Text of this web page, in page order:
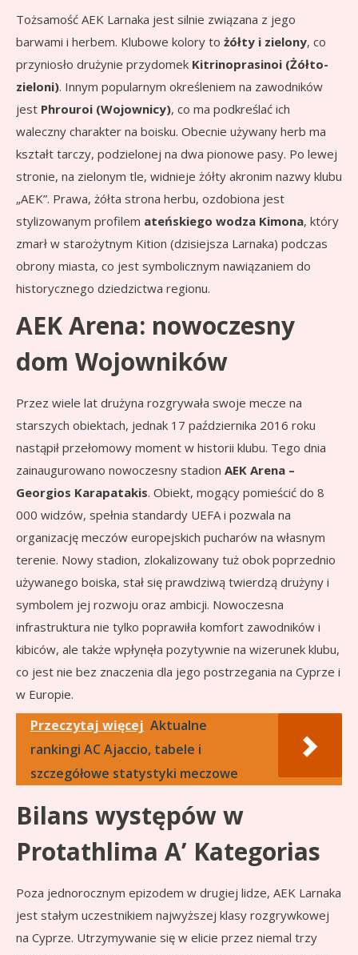
Tożsamość AEK Larnaka jest silnie związana z jego
barwami i herbem. Klubowe kolory to żółty i zielony, co
przyniosło drużynie przydomek Kitrinoprasinoi (Żółto-
zieloni). Innym popularnym określeniem na zawodników
jest Phrouroi (Wojownicy), co ma podkreślać ich
waleczny charakter na boisku. Obecnie używany herb ma
kształt tarczy, podzielonej na dwa pionowe pasy. Po lewej
stronie, na zielonym tle, widnieje żółty akronim nazwy klubu
„AEK”. Prawa, żółta strona herbu, ozdobiona jest
stylizowanym profilem ateńskiego wodza Kimona, który
zmarł w starożytnym Kition (dzisiejsza Larnaka) podczas
obrony miasta, co jest symbolicznym nawiązaniem do
historycznego dziedzictwa regionu.
AEK Arena: nowoczesny
dom Wojowników
Przez wiele lat drużyna rozgrywała swoje mecze na
starszych obiektach, jednak 17 października 2016 roku
nastąpił przełomowy moment w historii klubu. Tego dnia
zainaugurowano nowoczesny stadion AEK Arena –
Georgios Karapatakis. Obiekt, mogący pomieścić do 8
000 widzów, spełnia standardy UEFA i pozwala na
organizację meczów europejskich pucharów na własnym
terenie. Nowy stadion, zlokalizowany tuż obok poprzednio
używanego boiska, stał się prawdziwą twierdzą drużyny i
symbolem jej rozwoju oraz ambicji. Nowoczesna
infrastruktura nie tylko poprawiła komfort zawodników i
kibiców, ale także wpłynęła pozytywnie na wizerunek klubu,
co jest nie bez znaczenia dla jego postrzegania na Cyprze i
w Europie.
Przeczytaj więcej Aktualne
rankingi AC Ajaccio, tabele i
szczegółowe statystyki meczowe
Bilans występów w
Protathlima A’ Kategorias
Poza jednorocznym epizodem w drugiej lidze, AEK Larnaka
jest stałym uczestnikiem najwyższej klasy rozgrywkowej
na Cyprze. Utrzymywanie się w elicie przez niemal trzy